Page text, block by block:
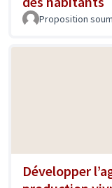
Proposition
Développer